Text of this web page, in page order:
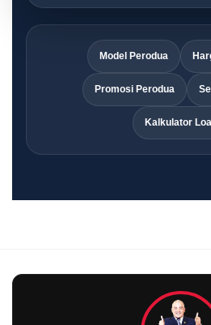
Model Perodua
Promosi Perodua
Kalkulator